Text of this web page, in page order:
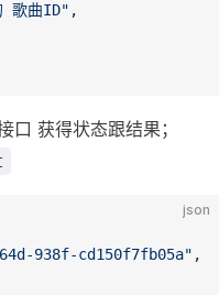
歌曲ID" ,
口 获得状态跟结果；
json
938f-cd150f7fb05a" ,